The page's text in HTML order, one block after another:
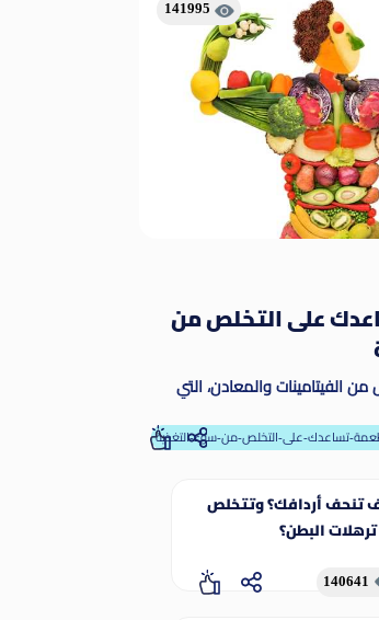
141995
على التخلص من
الفيتامينات والمعادن، التي
من إنتاج الإنزيمات والهرمونات
للنمو والنماء على نحو ملائم
تنحف أردافك؟ وتتخلص
البطن؟
140641